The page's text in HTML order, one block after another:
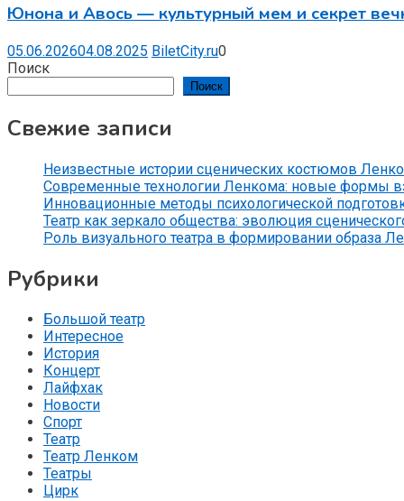
Юнона и Авось — культурный мем и секрет
05.06.202604.08.2025 BiletCity.ru0
Поиск
Поиск
Свежие записи
Неизвестные истории сценических костюмов
Современные технологии Ленкома: новые формы
Инновационные методы психологической
Театр как зеркало общества: эволюция
Роль визуального театра в формировании образа
Рубрики
Большой театр
Интересное
История
Концерт
Лайфхак
Новости
Спорт
Театр
Театр Ленком
Театры
Цирк